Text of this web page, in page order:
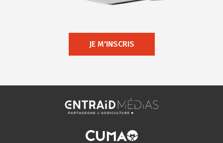
JE M'INSCRIS